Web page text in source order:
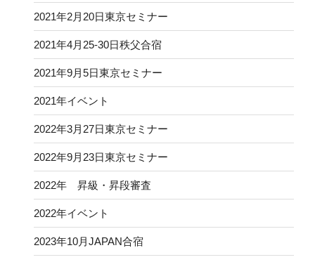
2021年2月20日東京セミナー
2021年4月25-30日秩父合宿
2021年9月5日東京セミナー
2021年イベント
2022年3月27日東京セミナー
2022年9月23日東京セミナー
2022年 昇級・昇段審査
2022年イベント
2023年10月JAPAN合宿